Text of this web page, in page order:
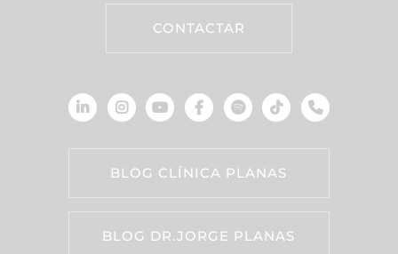
CONTACTAR
BLOG CLÍNICA PLANAS
BLOG DR.JORGE PLANAS